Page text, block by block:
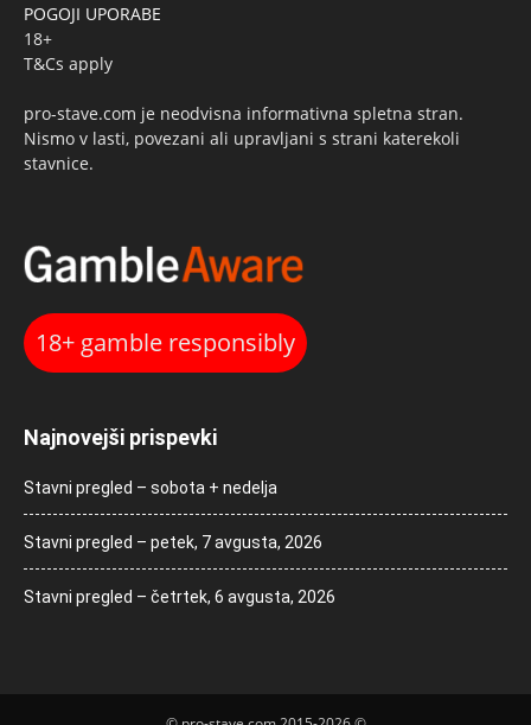
POGOJI UPORABE
18+
T&Cs apply
pro-stave.com je neodvisna informativna spletna stran.
Nismo v lasti, povezani ali upravljani s strani katerekoli
stavnice.
18+ gamble responsibly
Najnovejši prispevki
Stavni pregled – sobota + nedelja
Stavni pregled – petek, 7 avgusta, 2026
Stavni pregled – četrtek, 6 avgusta, 2026